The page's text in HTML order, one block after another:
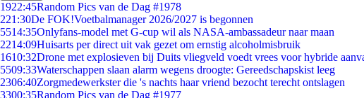
1922:45Random Pics van de Dag #1978
221:30De FOK!Voetbalmanager 2026/2027 is begonnen
5514:35Onlyfans-model met G-cup wil als NASA-ambassadeur naar maan
2214:09Huisarts per direct uit vak gezet om ernstig alcoholmisbruik
1610:32Drone met explosieven bij Duits vliegveld voedt vrees voor hybride
5509:33Waterschappen slaan alarm wegens droogte: Gereedschapskist leeg
2306:40Zorgmedewerkster die 's nachts haar vriend bezocht terecht ontslagen
3300:35Random Pics van de Dag #1977